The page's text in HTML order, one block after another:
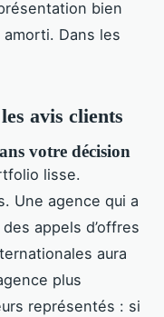
bien
Dans les
avis clients
votre décision
lisse.
Une agence qui a
appels d’offres
aura
plus
représentés : si